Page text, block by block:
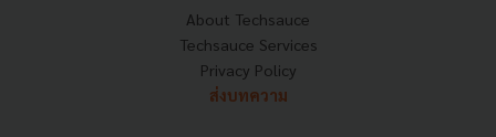
About Techsauce
Techsauce Services
Privacy Policy
ส่งบทความ